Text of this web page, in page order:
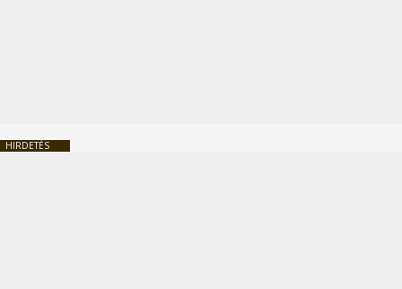
HIRDETÉS